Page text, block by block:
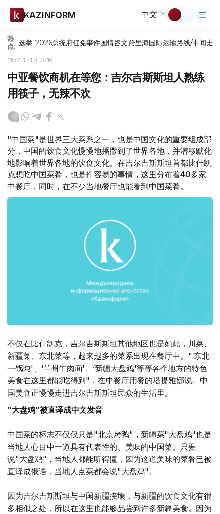
KAZINFORM 中文
热
点: 选举-2026总统府任免事件国情咨文跨里海国际运输路线/中间走廊
11:52, 17 1月 2016
中亚餐饮商机在等您：吉尔吉斯斯坦人熟练
用筷子，无辣不欢
"中国菜"是世界三大菜系之一，也是中国文化的重要组成部
分，中国的饮食文化慢慢地播撒到了世界各地，并潜移默化
地影响着世界各地的饮食文化。在吉尔吉斯斯坦首都比什凯
克想吃中国菜肴，也是件容易的事情，这里分布着40多家
中餐厅，同时，在不少当地餐厅也能看到中国菜肴。
不仅在比什凯克，吉尔吉斯斯坦其他地区也是如此，川菜、
新疆菜、东北菜等，越来越多的菜系出现在餐厅中。"‘东北
一锅炖'、‘兰州牛肉面'、‘新疆大盘鸡'等等各个地方的特色
美食在这里都能吃得到"，在中餐厅用餐的塔提雅娜说。中
国美食正慢慢走进吉尔吉斯斯坦民众的生活里。
"大盘鸡"被直译成中文发音
中国菜的标志不仅仅只是"北京烤鸭"，新疆菜"大盘鸡"也是
当地人心目中一道具有代表性的、美味的中国菜。只要
说"大盘鸡"，当地人都能听得懂，因为这道美味的菜肴已被
直译成俄语，当地人点菜都会说"大盘鸡"。
因为吉尔吉斯斯坦与中国新疆接壤，与新疆的饮食文化有很
多相似之处，所以在这里也能够品尝到许多新疆美食。因为